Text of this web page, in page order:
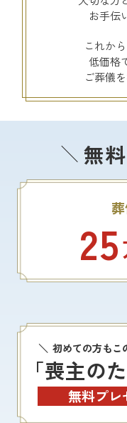
お手伝
これか
低価格
ご葬儀
無
25
初めての方もこ
「喪主の
無料プレ